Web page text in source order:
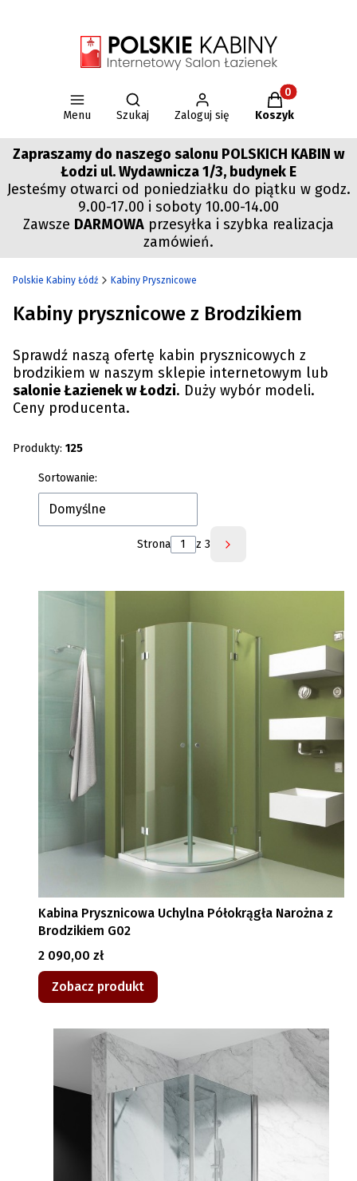
Menu
Otwórz wyszukiwarkę
Szukaj Zaloguj się
Produkty w
Koszyk
Zapraszamy do naszego salonu POLSKICH KABIN w
Łodzi ul. Wydawnicza 1/3, budynek E
Jesteśmy otwarci od poniedziałku do piątku w godz.
9.00-17.00 i soboty 10.00-14.00
Zawsze DARMOWA przesyłka i szybka realizacja
zamówień.
Polskie Kabiny Łódź Kabiny Prysznicowe
Kabiny prysznicowe z Brodzikiem
Sprawdź naszą ofertę kabin prysznicowych z
brodzikiem w naszym sklepie internetowym lub
salonie Łazienek w Łodzi. Duży wybór modeli.
Ceny producenta.
Produkty: 125
Lista produktów
Sortowanie:
Domyślne
Strona z 3 Następne produkty
Kabina Prysznicowa Uchylna Półokrągła Narożna z
Brodzikiem G02
Cena
2 090,00 zł
Zobacz produkt